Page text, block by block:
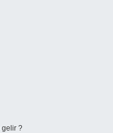
gelir ?